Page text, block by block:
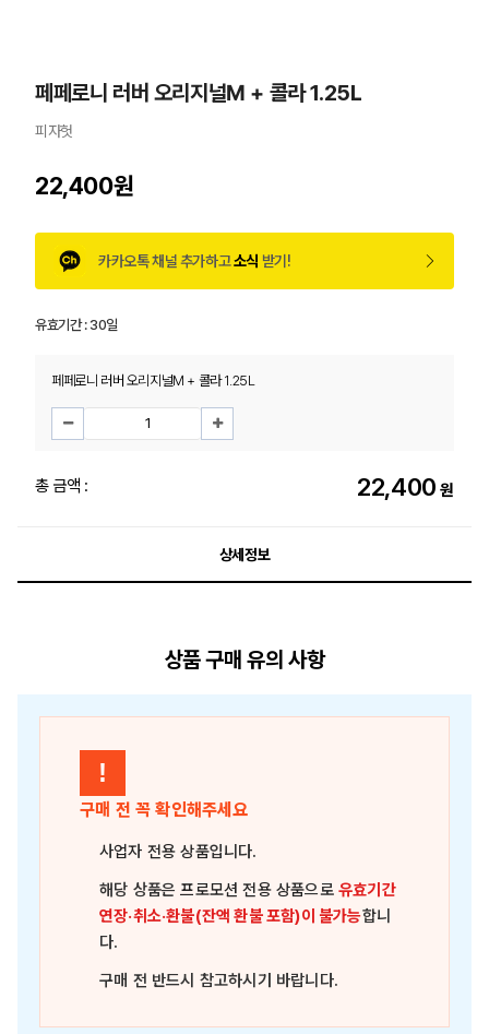
페페로니 러버 오리지널M + 콜라 1.25L
피자헛
22,400원
카카오톡 채널 추가하고소식 받기!
유효기간 :30일
페페로니 러버 오리지널M + 콜라 1.25L
총 금액 : 22,400 원
상세정보
상품 구매 유의 사항
!
구매 전 꼭 확인해주세요
사업자 전용 상품입니다.
해당 상품은프로모션 전용 상품으로유효기간
연장·취소·환불(잔액 환불 포함)이 불가능합니
다.
구매 전 반드시 참고하시기 바랍니다.